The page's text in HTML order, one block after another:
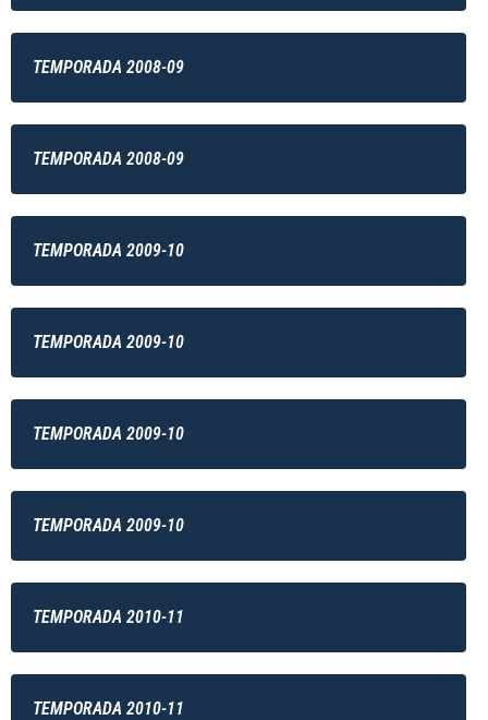
TEMPORADA 2008-09
TEMPORADA 2008-09
TEMPORADA 2009-10
TEMPORADA 2009-10
TEMPORADA 2009-10
TEMPORADA 2009-10
TEMPORADA 2010-11
TEMPORADA 2010-11